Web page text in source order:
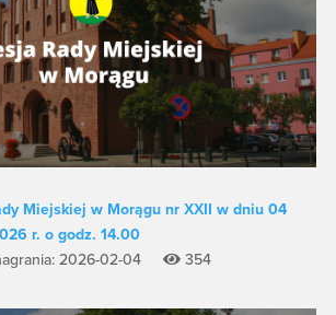
Miejskiej w Morągu nr XXII w dniu 04
r. o godz. 14.00
2026-02-04
354